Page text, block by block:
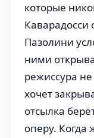
которые
Каварадосси
Пазолини
ними
режиссура
хочет
отсылка
оперу. Когда